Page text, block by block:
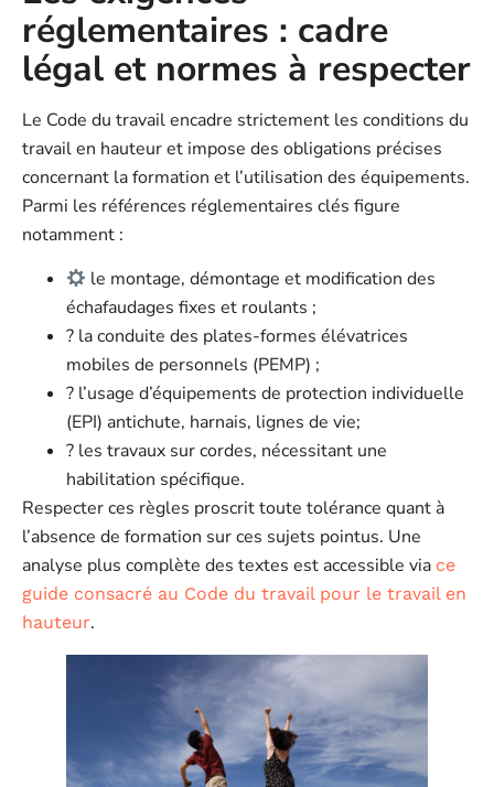
réglementaires : cadre
légal et normes à respecter
Le Code du travail encadre strictement les conditions du
travail en hauteur et impose des obligations précises
concernant la formation et l’utilisation des équipements.
Parmi les références réglementaires clés figure
notamment :
le montage, démontage et modification des
échafaudages fixes et roulants ;
? la conduite des plates-formes élévatrices
mobiles de personnels (PEMP) ;
?️ l’usage d’équipements de protection individuelle
(EPI) antichute, harnais, lignes de vie;
? les travaux sur cordes, nécessitant une
habilitation spécifique.
Respecter ces règles proscrit toute tolérance quant à
l’absence de formation sur ces sujets pointus. Une
analyse plus complète des textes est accessible via ce
guide consacré au Code du travail pour le travail en
hauteur.